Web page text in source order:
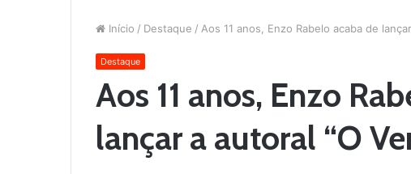
Início / Destaque / Aos 11 anos, Enzo Rabelo acaba de
Destaque
Aos 11 anos, Enzo
lançar a autoral “O